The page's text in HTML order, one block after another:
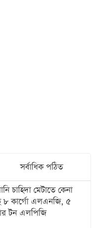
সর্বাধিক পঠিত
চাহিদা মেটাতে কেনা
৮ কার্গো এলএনজি, ৫
টন এলপিজি